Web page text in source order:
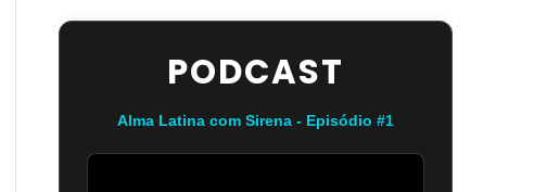
PODCAST
Alma Latina com Sirena - Episódio #1